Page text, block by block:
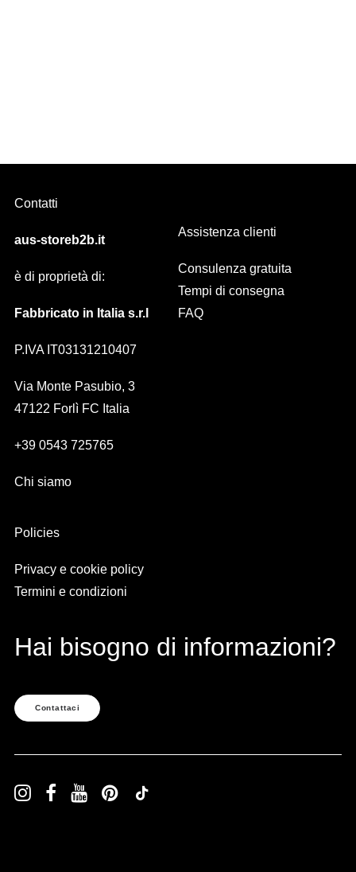
Contatti
aus-storeb2b.it
è di proprietà di:
Fabbricato in Italia s.r.l
P.IVA IT03131210407
Via Monte Pasubio, 3
47122 Forlì FC Italia
+39 0543 725765
Chi siamo
Assistenza clienti
Consulenza gratuita
Tempi di consegna
FAQ
Policies
Privacy e cookie policy
Termini e condizioni
Hai bisogno di informazioni?
Contattaci